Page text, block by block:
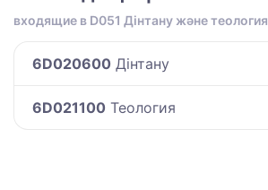
входящие в D051 Дінтану және теология
6D020600 Дінтану
6D021100 Теология